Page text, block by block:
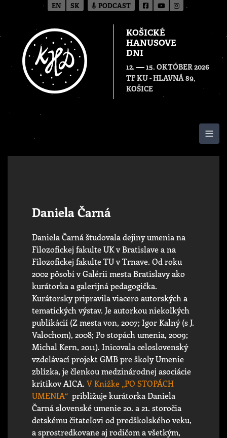
KOŠICKÉ
HANUSOVE
DNI
12. — 15. OKTÓBER 2026
TF KU - HLAVNÁ 89,
KOŠICE
Daniela Čarná
Daniela Čarná študovala dejiny umenia na
Filozofickej fakulte UK v Bratislave a na
Filozofickej fakulte TU v Trnave. Od roku
2002 pôsobí v Galérii mesta Bratislavy ako
kurátorka a galerijná pedagogička.
Kurátorsky pripravila viacero autorských a
tematických výstav. Je autorkou niekoľkých
publikácií (Z mesta von, 2007; Igor Kalný (s J.
Valochom), 2008; Po stopách umenia, 2009;
Michal Kern, 2011). Inicovala celoslovenský
vzdelávací projekt GMB pre školy Umenie
zblízka, je členkou medzinárodnej asociácie
kritikov AICA. V Knižke „PO STOPÁCH
UMENIA“ približuje kurátorka Daniela
Čarná slovenské umenie 20. a 21. storočia
detskému čitateľovi od predškolského veku,
a sprostredkovane aj rodičom a všetkým,
EN SK PODCAST